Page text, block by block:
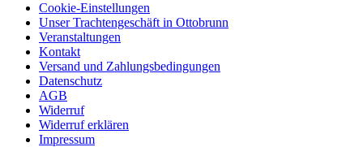
Cookie-Einstellungen
Unser Trachtengeschäft in Ottobrunn
Veranstaltungen
Kontakt
Versand und Zahlungsbedingungen
Datenschutz
AGB
Widerruf
Widerruf erklären
Impressum